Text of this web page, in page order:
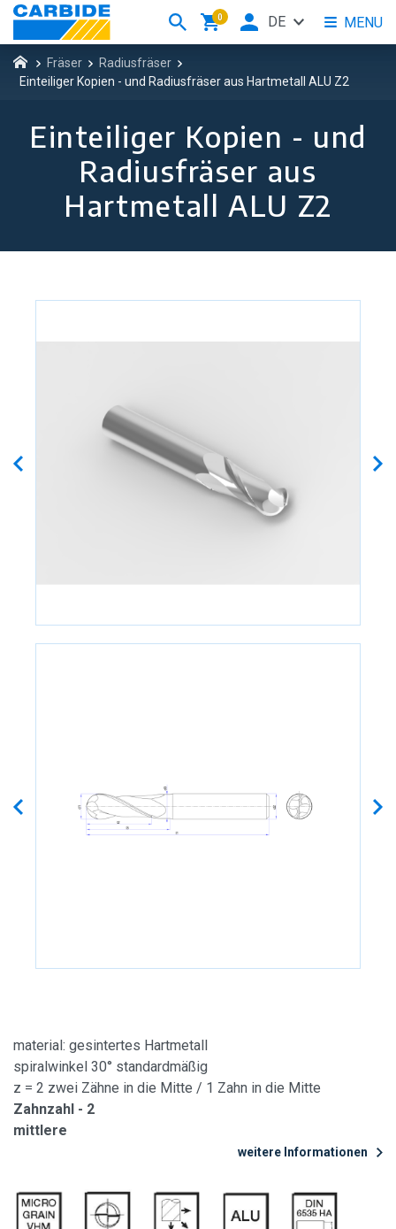
Fräser
Radiusfräser
Einteiliger Kopien - und Radiusfräser aus Hartmetall ALU Z2
Einteiliger Kopien - und
Radiusfräser aus
Hartmetall ALU Z2
material: gesintertes Hartmetall
spiralwinkel 30° standardmäßig
z = 2 zwei Zähne in die Mitte / 1 Zahn in die Mitte
Zahnzahl - 2
mittlere
weitere Informationen
0 MENU
DE